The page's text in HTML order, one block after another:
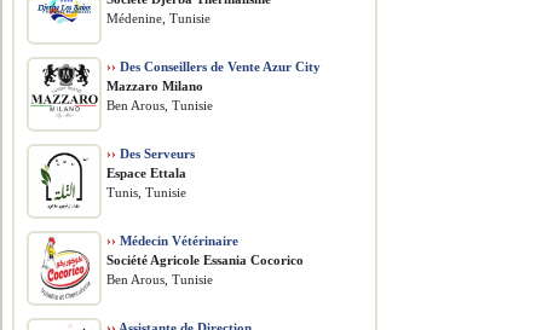
Médenine, Tunisie
›› Des Conseillers de Vente Azur City
Mazzaro Milano
Ben Arous, Tunisie
›› Des Serveurs
Espace Ettala
Tunis, Tunisie
›› Médecin Vétérinaire
Société Agricole Essania Cocorico
Ben Arous, Tunisie